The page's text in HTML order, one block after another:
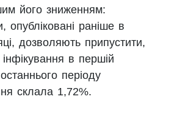
його зниженням:
опубліковані раніше в
дозволяють припустити,
в першій
періоду
склала 1,72%.